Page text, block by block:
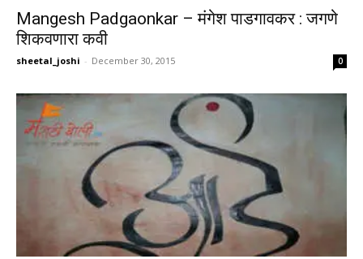
Mangesh Padgaonkar – मंगेश पाडगावकर : जगणे
शिकवणारा कवी
sheetal_joshi - December 30, 2015 0